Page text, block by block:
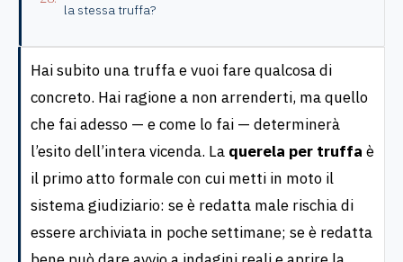
la stessa truffa?
Hai subito una truffa e vuoi fare qualcosa di
concreto. Hai ragione a non arrenderti, ma quello
che fai adesso — e come lo fai — determinerà
l’esito dell’intera vicenda. La querela per truffa è
il primo atto formale con cui metti in moto il
sistema giudiziario: se è redatta male rischia di
essere archiviata in poche settimane; se è redatta